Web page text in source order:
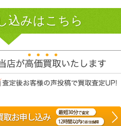
込みはこちら